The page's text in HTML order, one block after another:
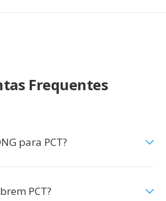
Frequentes
para PCT?
PCT?